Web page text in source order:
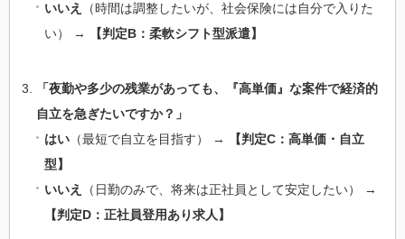
いいえ
（時間は調整したいが、社会保険には自分で入りた
い） →
【判定B：柔軟シフト型派遣】
「夜勤や多少の残業があっても、『高単価』な案件で経済的
自立を急ぎたいですか？」
はい （最短で自立を目指す） →
【判定C：高単価・自立
型】
いいえ
（日勤のみで、将来は正社員として安定したい） →
【判定D：正社員登用あり求人】